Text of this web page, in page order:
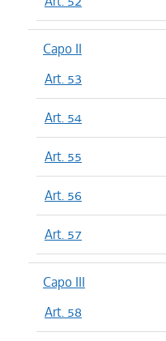
Capo II
Art. 53
Art. 54
Art. 55
Art. 56
Art. 57
Capo III
Art. 58